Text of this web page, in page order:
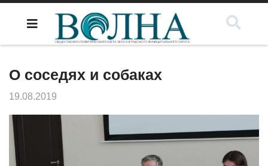
О соседях и собаках
19.08.2019